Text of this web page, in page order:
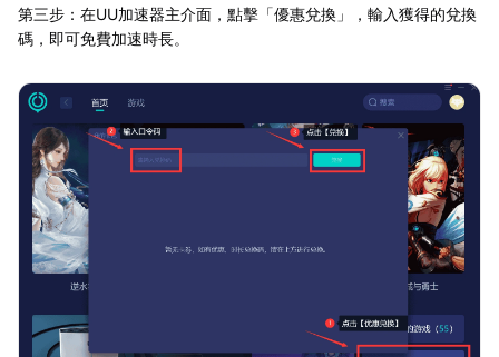
第三步：在UU加速器主介面，點擊「優惠兌換」，輸入獲得的兌換
碼，即可免費加速時長。